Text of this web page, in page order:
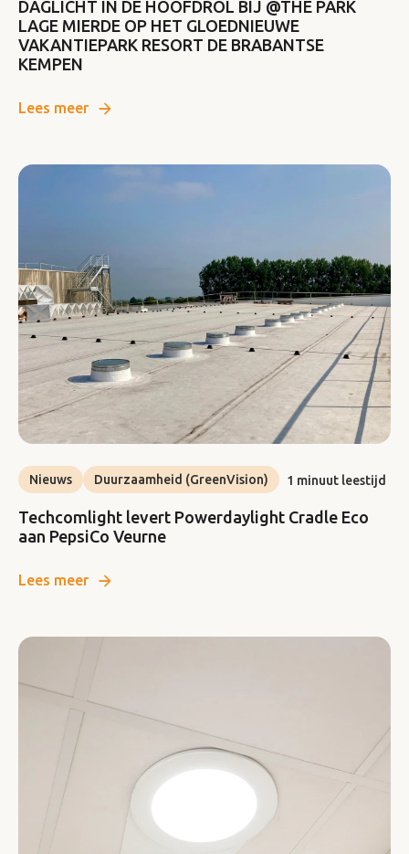
DAGLICHT IN DE HOOFDROL BIJ @THE PARK
LAGE MIERDE OP HET GLOEDNIEUWE
VAKANTIEPARK RESORT DE BRABANTSE
KEMPEN
Lees meer
Nieuws Duurzaamheid (GreenVision) 1 minuut leestijd
Techcomlight levert Powerdaylight Cradle Eco
aan PepsiCo Veurne
Lees meer